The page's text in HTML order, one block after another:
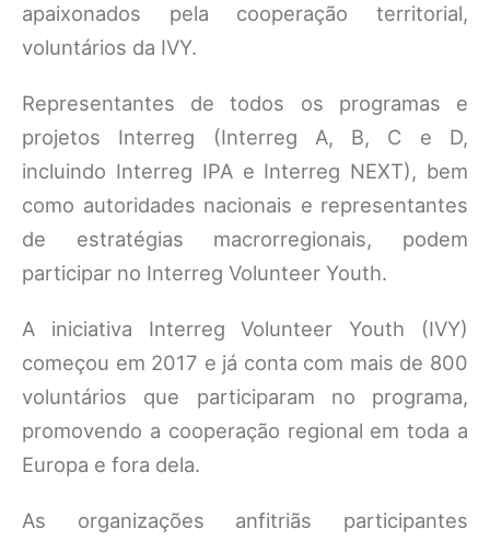
apaixonados pela cooperação territorial,
voluntários da IVY.
Representantes de todos os programas e
projetos Interreg (Interreg A, B, C e D,
incluindo Interreg IPA e Interreg NEXT), bem
como autoridades nacionais e representantes
de estratégias macrorregionais, podem
participar no Interreg Volunteer Youth.
A iniciativa Interreg Volunteer Youth (IVY)
começou em 2017 e já conta com mais de 800
voluntários que participaram no programa,
promovendo a cooperação regional em toda a
Europa e fora dela.
As organizações anfitriãs participantes